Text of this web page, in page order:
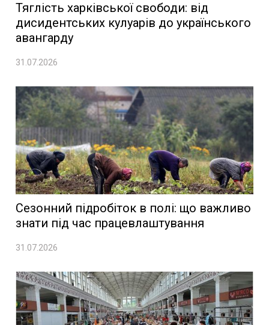
Тяглість харківської свободи: від
дисидентських кулуарів до українського
авангарду
31.07.2026
Сезонний підробіток в полі: що важливо
знати під час працевлаштування
31.07.2026